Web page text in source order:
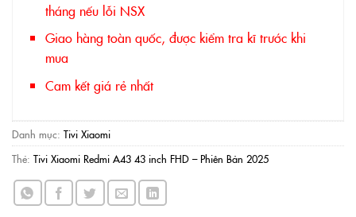
tháng nếu lỗi NSX
Giao hàng toàn quốc, được kiểm tra kĩ trước khi
mua
Cam kết giá rẻ nhất
Danh mục: Tivi Xiaomi
Thẻ: Tivi Xiaomi Redmi A43 43 inch FHD – Phiên Bản 2025